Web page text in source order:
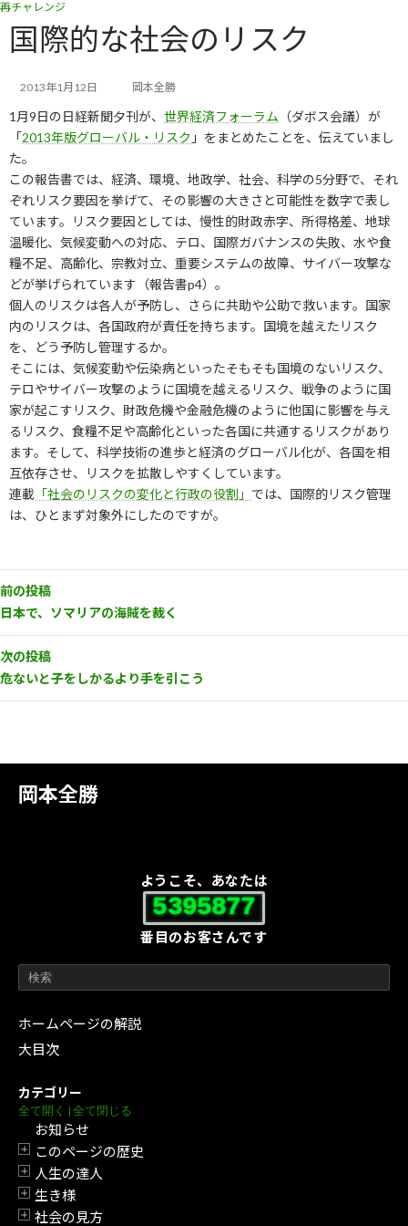
コ
ン
ス
ッ
プ
ナ
ビ
ン
移
動
岡本全勝
ようこそ、あなたは
5395877
番目のお客さんです
ホームページの解説
大目次
カテゴリー
全て開く | 全て閉じる
お知らせ
開閉
このページの歴史
開閉
人生の達人
開閉
生き様
社会の見方
再チャレンジ
国際的な社会のリスク
2013年1月12日 岡本全勝
1月9日の日経新聞夕刊が、 世界経済フォーラム （ダボス会議）が
「2013年版グローバル・リスク 」をまとめたことを、伝えていまし
た。
この報告書では、経済、環境、地政学、社会、科学の5分野で、それ
ぞれリスク要因を挙げて、その影響の大きさと可能性を数字で表し
ています。リスク要因としては、慢性的財政赤字、所得格差、地球
温暖化、気候変動への対応、テロ、国際ガバナンスの失敗、水や食
糧不足、高齢化、宗教対立、重要システムの故障、サイバー攻撃な
どが挙げられています（報告書p4）。
個人のリスクは各人が予防し、さらに共助や公助で救います。国家
内のリスクは、各国政府が責任を持ちます。国境を越えたリスク
を、どう予防し管理するか。
そこには、気候変動や伝染病といったそもそも国境のないリスク、
テロやサイバー攻撃のように国境を越えるリスク、戦争のように国
家が起こすリスク、財政危機や金融危機のように他国に影響を与え
るリスク、食糧不足や高齢化といった各国に共通するリスクがあり
ます。そして、科学技術の進歩と経済のグローバル化が、各国を相
互依存させ、リスクを拡散しやすくしています。
連載 「社会のリスクの変化と行政の役割」 では、国際的リスク管理
は、ひとまず対象外にしたのですが。
前の投稿
日本で、ソマリアの海賊を裁く
次の投稿
危ないと子をしかるより手を引こう